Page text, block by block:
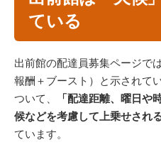
ている
出前館の配達員募集ページで
報酬＋ブースト）と示されて
ついて、
「配達距離、曜日や
候などを考慮して上乗せされ
ています。